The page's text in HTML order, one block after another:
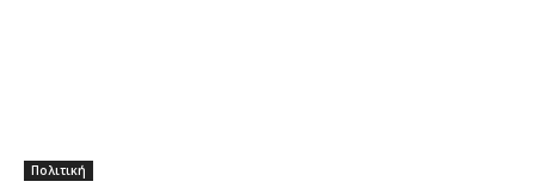
Πολιτική